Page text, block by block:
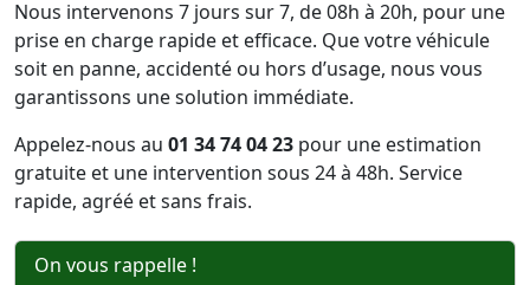
Nous intervenons 7 jours sur 7, de 08h à 20h, pour une
prise en charge rapide et efficace. Que votre véhicule
soit en panne, accidenté ou hors d’usage, nous vous
garantissons une solution immédiate.
Appelez-nous au 01 34 74 04 23 pour une estimation
gratuite et une intervention sous 24 à 48h. Service
rapide, agréé et sans frais.
On vous rappelle !